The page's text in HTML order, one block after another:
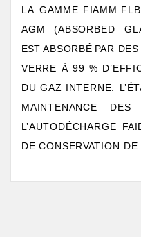
LA GAMME FIAMM FLB
AGM
(ABSORBED
EST ABSORBÉ PAR DES
VERRE À 99 %
DU GAZ INTERNE. L’ÉT
MAINTENANCE
DES
L’AUTODÉCHARGE
DE CONSERVATION DE